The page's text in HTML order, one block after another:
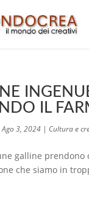
IL
Ago 3, 2024 | Cultura e
galline prendono
che siamo in